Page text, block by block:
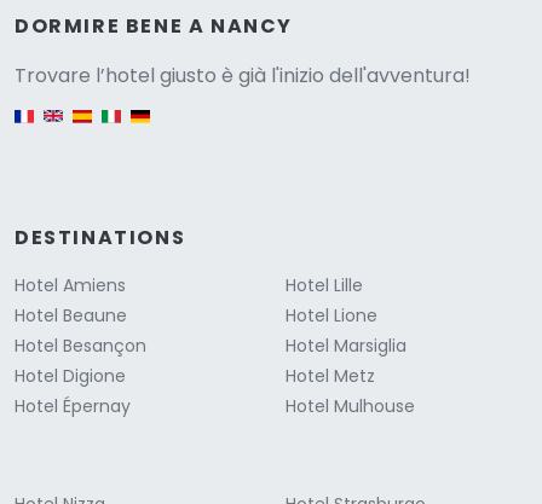
DORMIRE BENE A NANCY
Trovare l’hotel giusto è già l'inizio dell'avventura!
English version
DESTINATIONS
Hotel Amiens
Hotel Beaune
Hotel Besançon
Hotel Digione
Hotel Épernay
Hotel Lille
Hotel Lione
Hotel Marsiglia
Hotel Metz
Hotel Mulhouse